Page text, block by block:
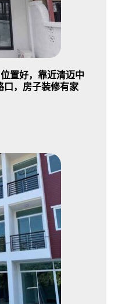
置好，靠近清迈中
，房子装修有家